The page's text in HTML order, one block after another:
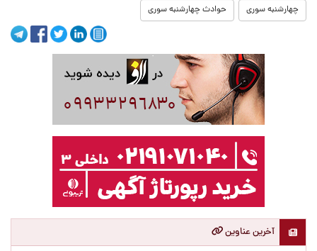
چهارشنبه سوری حوادث چهارشنبه سوری
آخرین عناوین